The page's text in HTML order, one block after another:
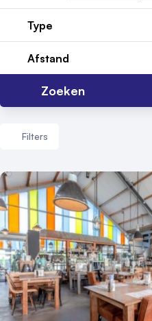
Nieuws
Reviews (5⭐️)
Contact
Type
Afstand
Zoeken
Filters
Aantal zalen
1 - 5 zalen
6 - 10 zalen
10 of meer zalen
Aantal personen
1 - 50 personen